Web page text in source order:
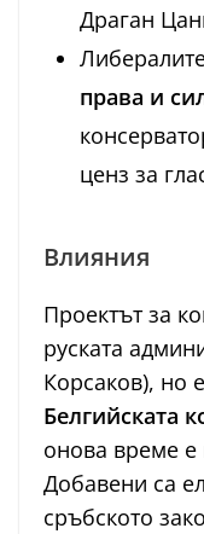
Драган
права и
ценз за
Влияния
Проектът за
руската
Корсаков), но
Белгийската
онова време
Добавени са
сръбското